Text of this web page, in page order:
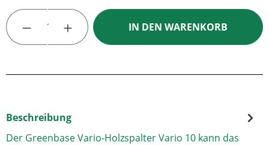
Produkt Anzahl: Gib den gewünschten
IN DEN WARENKORB
Beschreibung
Der Greenbase Vario-Holzspalter Vario 10 kann das